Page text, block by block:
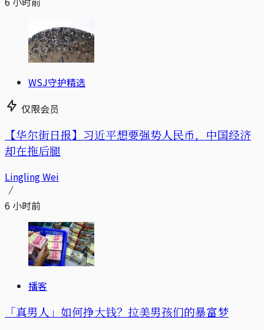
WSJ守护精选
仅限会员
【华尔街日报】习近平想要强势人民币，中国经济
却在拖后腿
Lingling Wei
6 小时前
播客
「真男人」如何挣大钱？拉美男孩们的暴富梦